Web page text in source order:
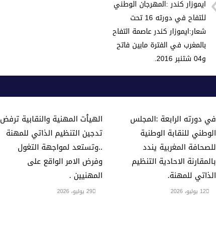
k
ايموزار كندر :المهرجان الوطني
للتفاح في دورته 16 تحت
شعار:ايموزار كندر عاصمة التفاح
بالمغرب في الفترة مابين فاتح
و04 شتنبر 2016.
الهيٱت المهنية والنقابية ترفض
تدجين التنظيم الذاتي للمهنة
..وتستعد لمواجهة التغول
وفرض الامر الواقع على
المهنيين .
29 يوليو، 2026
في دورته الرابعة :المجلس
الوطني للنقابة الوطنية
للصحافة المغربية يندد
بالمقارنة الاحادية التنظيم
الذاتي للمهنة.
12 يوليو، 2026